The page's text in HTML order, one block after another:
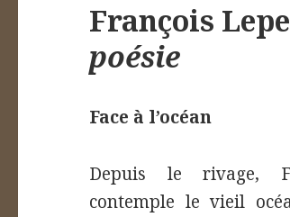
François
poésie
Face à l’océan
Depuis le rivage,
contemple le vieil